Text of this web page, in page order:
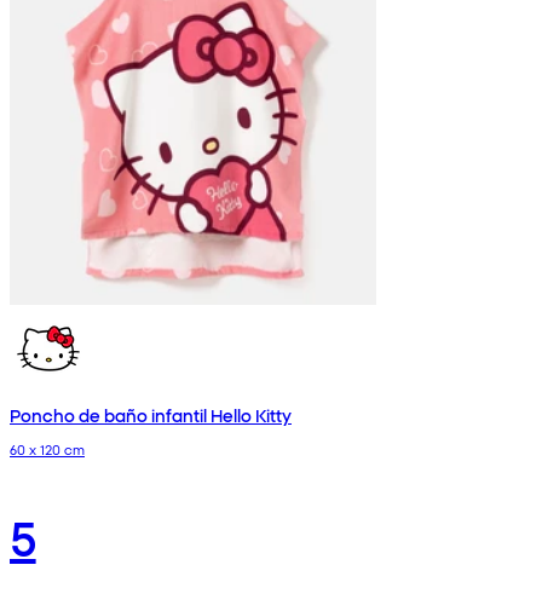
Poncho de baño infantil Hello Kitty
60 x 120 cm
5